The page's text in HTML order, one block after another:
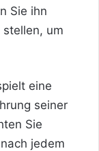
Sie ihn
um
eine
seiner
Sie
jedem